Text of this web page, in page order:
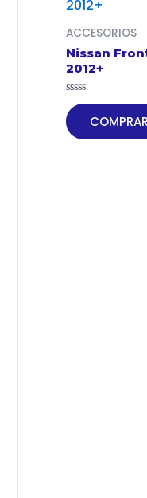
ACCESORIOS
Nissan
2012+
Valorado
en
0
de
COMPRAR